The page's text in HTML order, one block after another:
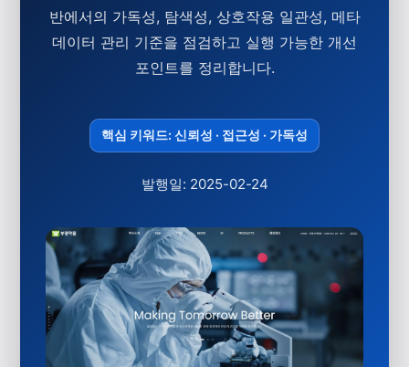
반에서의 가독성, 탐색성, 상호작용 일관성, 메타
데이터 관리 기준을 점검하고 실행 가능한 개선
포인트를 정리합니다.
핵심 키워드: 신뢰성 · 접근성 · 가독성
발행일: 2025-02-24